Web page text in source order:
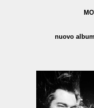
nuovo